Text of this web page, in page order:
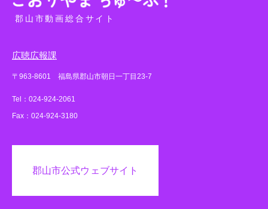
郡山市動画総合サイト
広聴広報課
〒963-8601 福島県郡山市朝日一丁目23-7
Tel：024-924-2061
Fax：024-924-3180
郡山市公式ウェブサイト